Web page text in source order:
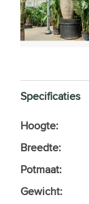
Specificaties
Hoogte:
Breedte:
Potmaat:
Gewicht: